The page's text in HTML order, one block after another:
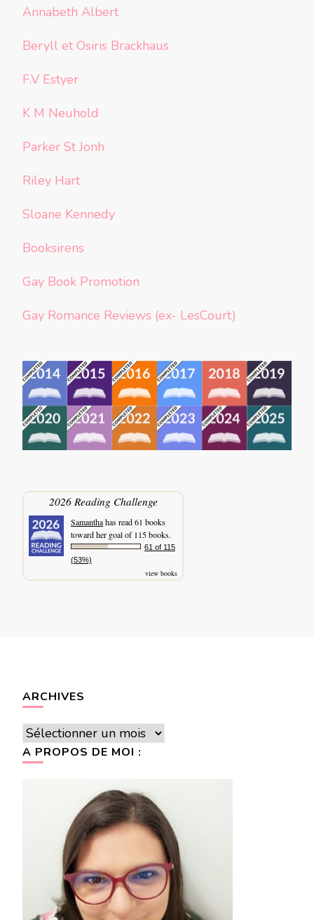
Annabeth Albert
Beryll et Osiris Brackhaus
F.V Estyer
K M Neuhold
Parker St Jonh
Riley Hart
Sloane Kennedy
Booksirens
Gay Book Promotion
Gay Romance Reviews (ex- LesCourt)
2026 Reading Challenge
Samanthahas read 61 books
toward her goal of 115 books.
61 of 115
(53%)
view books
ARCHIVES
Archives
A PROPOS DE MOI :